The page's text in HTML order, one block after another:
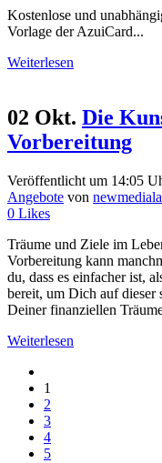
Kostenlose und
Vorlage der AzuiCard...
Weiterlesen
02 Okt. Die
Vorbereitung
Veröffentlicht um 14:05
Angebote von
0 Likes
Träume und Ziele im
Vorbereitung kann
du, dass es einfacher ist,
bereit, um Dich auf dieser
Deiner finanziellen
Weiterlesen
1
2
3
4
5